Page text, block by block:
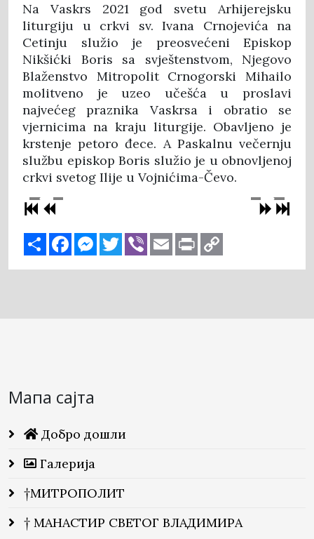
Na Vaskrs 2021 god svetu Arhijerejsku
liturgiju u crkvi sv. Ivana Crnojevića na
Cetinju služio je preosvećeni Episkop
Nikšićki Boris sa svještenstvom, Njegovo
Blaženstvo Mitropolit Crnogorski Mihailo
molitveno je uzeo učešća u proslavi
najvećeg praznika Vaskrsa i obratio se
vjernicima na kraju liturgije. Obavljeno je
krstenje petoro đece. A Paskalnu večernju
službu episkop Boris služio je u obnovljenoj
crkvi svetog Ilije u Vojnićima-Čevo.
ShareFacebook
Messenger
Twitter
ViberEmailPrint
Мапа сајта
Добро дошли
Галерија
†МИТРОПОЛИТ
† МАНАСТИР СВЕТОГ ВЛАДИМИРА